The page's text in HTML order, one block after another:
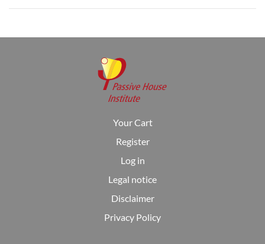
Your Cart
Register
Log in
Legal notice
Disclaimer
Privacy Policy